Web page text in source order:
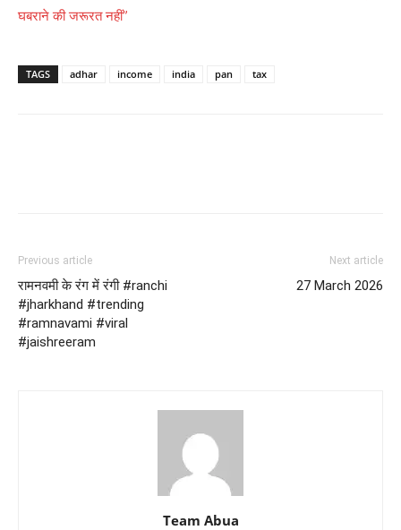
घबराने की जरूरत नहीं”
TAGS adhar income india pan tax
Previous article
रामनवमी के रंग में रंगी #ranchi
#jharkhand #trending
#ramnavami #viral
#jaishreeram
Next article
27 March 2026
Team Abua